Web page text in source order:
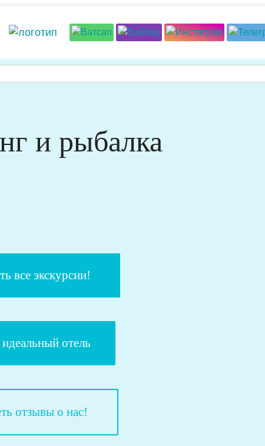
и рыбалка
все экскурсии!
отель
отзывы о нас!